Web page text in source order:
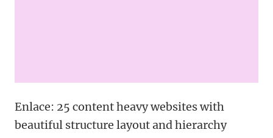
Enlace: 25 content heavy websites with
beautiful structure layout and hierarchy